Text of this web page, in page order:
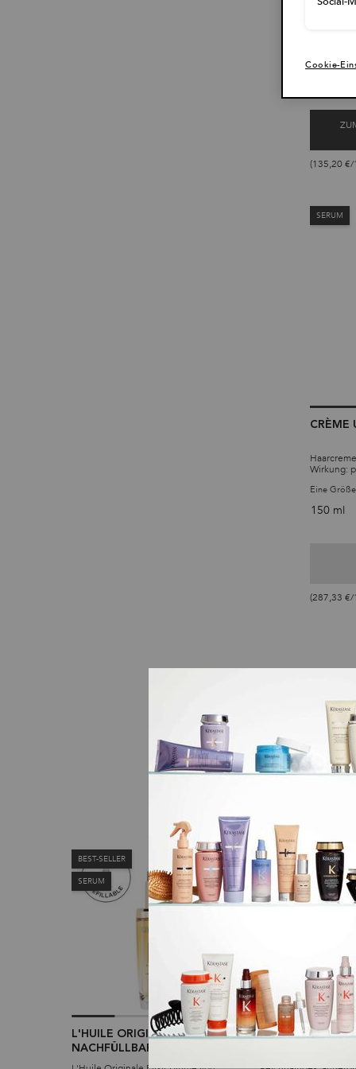
(135,20 €/
SERUM
CRÈME
Wirkung:
Eine
150 ml
(287,33 €/
BEST-SELLER
SERUM
L'HUILE ORIGINALE
NACHFÜLLBAR 75ML
BEST-SELLER
BAIN SATIN
Cookie-